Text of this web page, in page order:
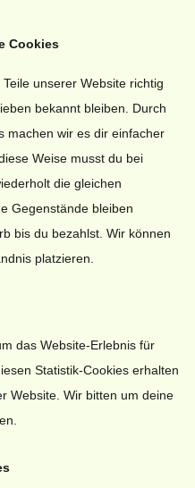
Cookies
unserer Website richtig
bekannt bleiben. Durch
machen wir es dir einfacher
Weise musst du bei
die gleichen
Gegenstände bleiben
bis du bezahlst. Wir können
platzieren.
das Website-Erlebnis für
Statistik-Cookies erhalten
Website. Wir bitten um deine